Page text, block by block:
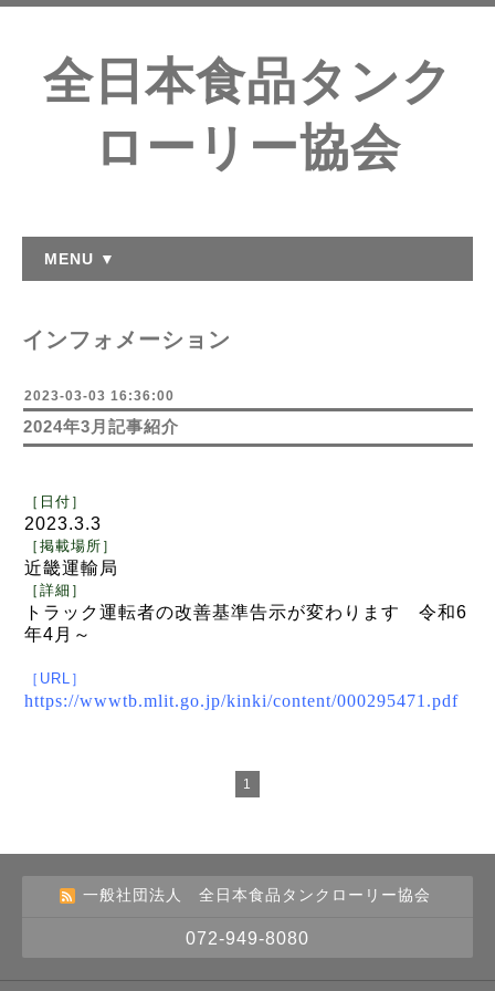
全日本食品タンク
ローリー協会
MENU ▼
インフォメーション
2023-03-03 16:36:00
2024年3月記事紹介
［日付 ］
2023.3.3
［ 掲載場所 ］
近畿運輸局
［ 詳細 ］
トラック運転者の改善基準告示が変わります 令和6
年4 月～
［ URL ］
https://wwwtb.mlit.go.jp/kinki/content/000295471.pdf
1
一般社団法人 全日本食品タンクローリー協会
072-949-8080